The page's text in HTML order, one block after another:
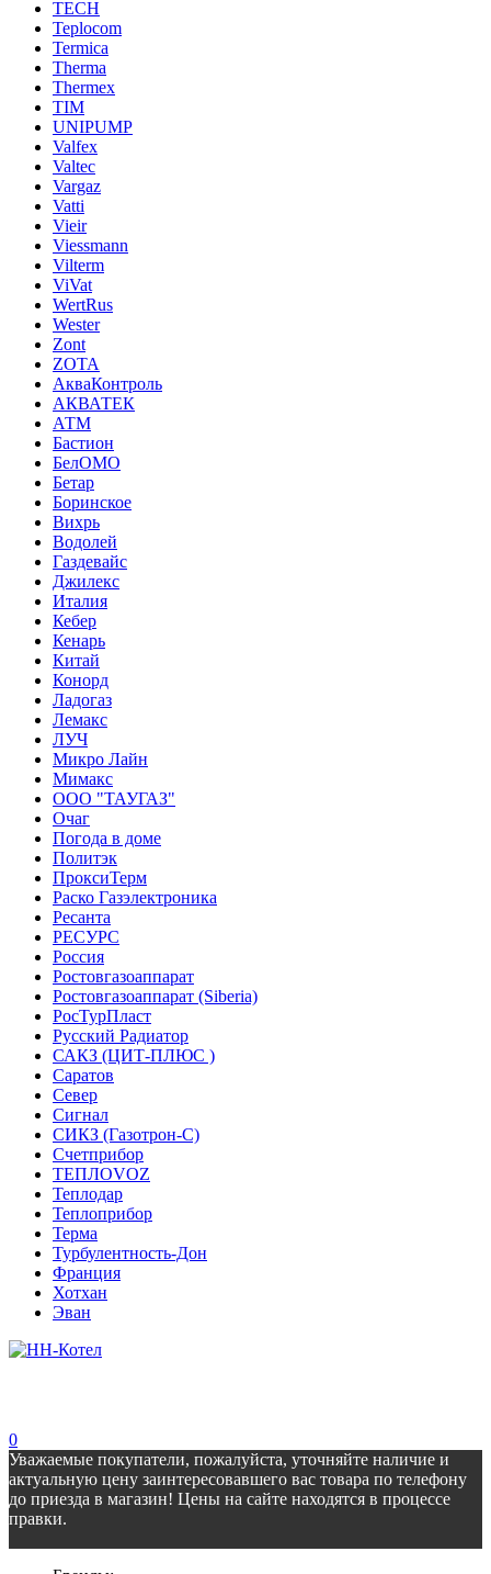
TECH
Teplocom
Termica
Therma
Thermex
TIM
UNIPUMP
Valfex
Valtec
Vargaz
Vatti
Vieir
Viessmann
Vilterm
ViVat
WertRus
Wester
Zont
ZOTA
АкваКонтроль
АКВАТЕК
АТМ
Бастион
БелОМО
Бетар
Боринское
Вихрь
Водолей
Газдевайс
Джилекс
Италия
Кебер
Кенарь
Китай
Конорд
Ладогаз
Лемакс
ЛУЧ
Микро Лайн
Мимакс
ООО "ТАУГАЗ"
Очаг
Погода в доме
Политэк
ПроксиТерм
Раско Газэлектроника
Ресанта
РЕСУРС
Россия
Ростовгазоаппарат
Ростовгазоаппарат (Siberia)
РосТурПласт
Русский Радиатор
САКЗ (ЦИТ-ПЛЮС )
Саратов
Север
Сигнал
СИКЗ (Газотрон-С)
Счетприбор
ТЕПЛОVOZ
Теплодар
Теплоприбор
Терма
Турбулентность-Дон
Франция
Хотхан
Эван
0
Уважаемые покупатели, пожалуйста, уточняйте наличие и
актуальную цену заинтересовавшего вас товара по телефону
до приезда в магазин! Цены на сайте находятся в процессе
правки.